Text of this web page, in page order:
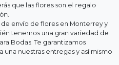
que las flores son el regalo
envío de flores en Monterrey y
tenemos una gran variedad de
Bodas. Te garantizamos
una nuestras entregas y así mismo